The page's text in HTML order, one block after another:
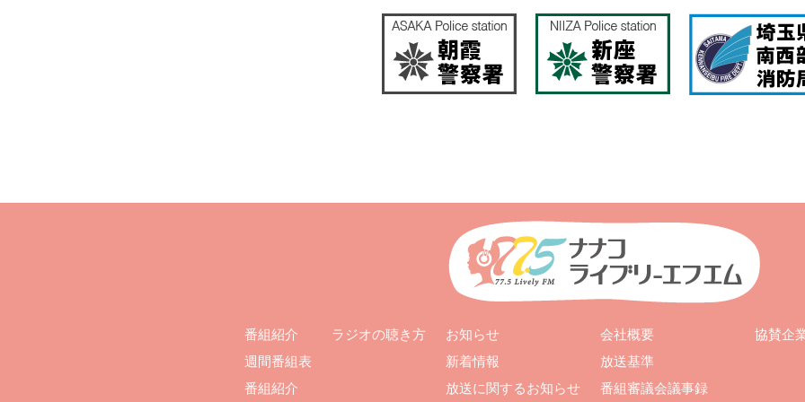
番組紹介
週間番組表
番組紹介
ラジオの聴き方
お知らせ
新着情報
放送に関するお知らせ
会社概要
放送基準
番組審議会議事録
協賛企